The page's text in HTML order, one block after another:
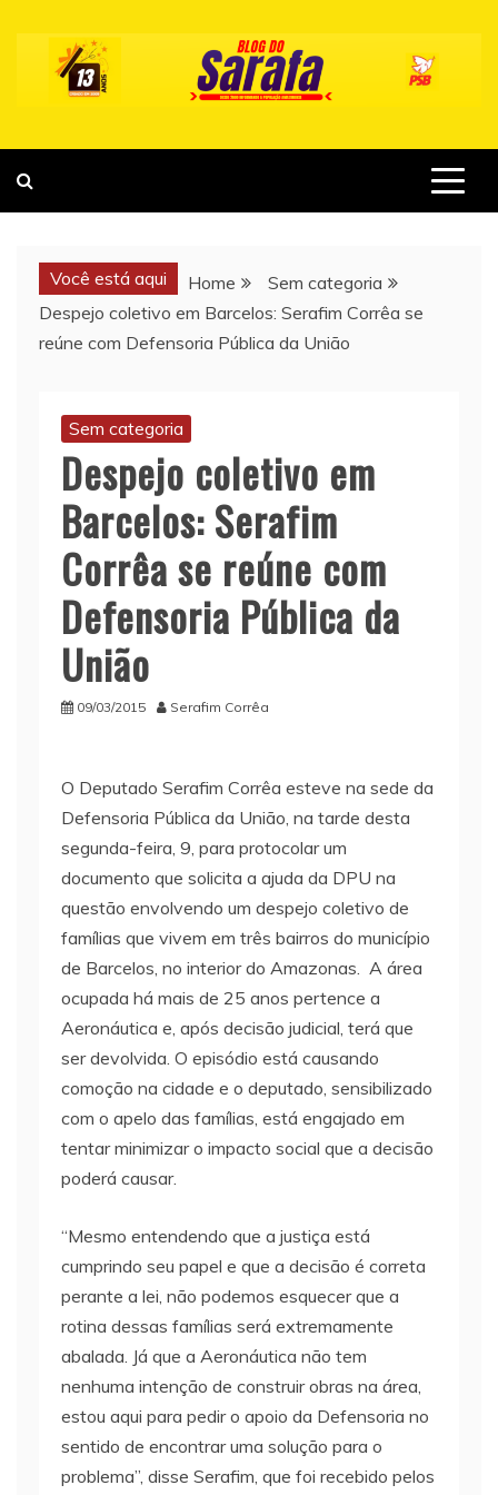
content
Você está aqui Home
Sem categoria
Despejo coletivo em Barcelos: Serafim Corrêa se
reúne com Defensoria Pública da União
Sem categoria
Despejo coletivo em
Barcelos: Serafim
Corrêa se reúne com
Defensoria Pública da
União
09/03/2015 Serafim Corrêa
O Deputado Serafim Corrêa esteve na sede da
Defensoria Pública da União, na tarde desta
segunda-feira, 9, para protocolar um
documento que solicita a ajuda da DPU na
questão envolvendo um despejo coletivo de
famílias que vivem em três bairros do município
de Barcelos, no interior do Amazonas. A área
ocupada há mais de 25 anos pertence a
Aeronáutica e, após decisão judicial, terá que
ser devolvida. O episódio está causando
comoção na cidade e o deputado, sensibilizado
com o apelo das famílias, está engajado em
tentar minimizar o impacto social que a decisão
poderá causar.
“Mesmo entendendo que a justiça está
cumprindo seu papel e que a decisão é correta
perante a lei, não podemos esquecer que a
rotina dessas famílias será extremamente
abalada. Já que a Aeronáutica não tem
nenhuma intenção de construir obras na área,
estou aqui para pedir o apoio da Defensoria no
sentido de encontrar uma solução para o
problema”, disse Serafim, que foi recebido pelos